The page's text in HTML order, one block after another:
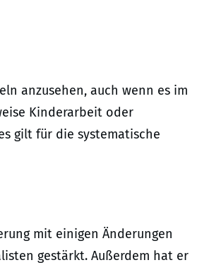
anzusehen, auch wenn es im
Kinderarbeit oder
gilt für die systematische
mit einigen Änderungen
gestärkt. Außerdem hat er